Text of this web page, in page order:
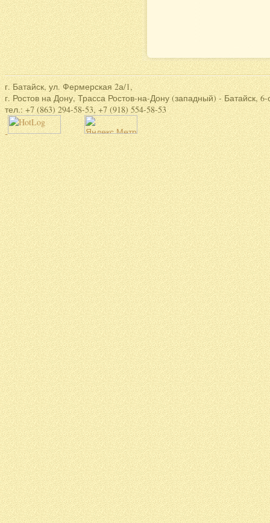
г. Батайск, ул. Фермерская 2а/1,
г. Ростов на Дону, Трасса Ростов-на-Дону (западный) - Батайск,
тел.: +7 (863) 294-58-53, +7 (918) 554-58-53